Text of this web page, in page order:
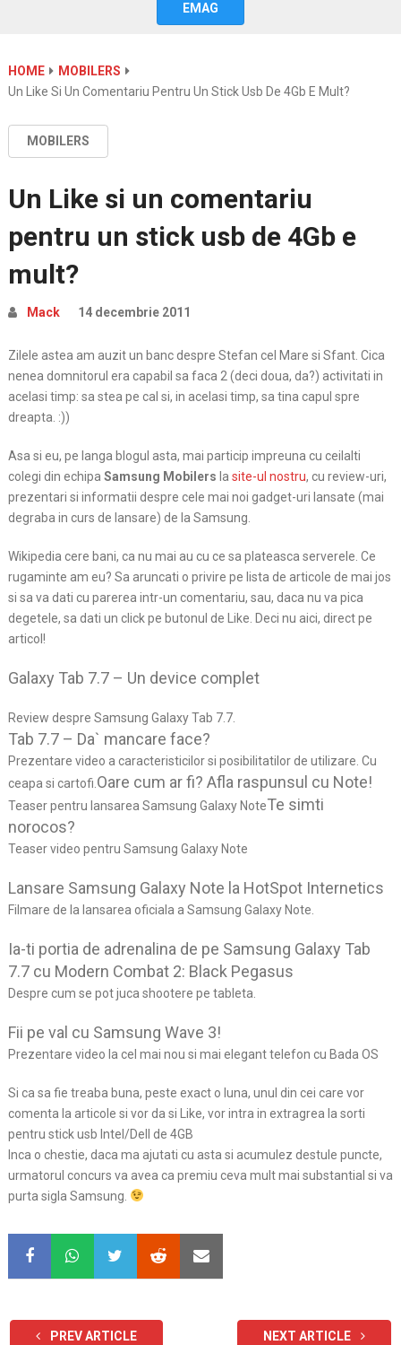
EMAG
HOME
MOBILERS
Un Like Si Un Comentariu Pentru Un Stick Usb De 4Gb E Mult?
MOBILERS
Un Like si un comentariu
pentru un stick usb de 4Gb e
mult?
Mack 14 decembrie 2011
Zilele astea am auzit un banc despre Stefan cel Mare si Sfant. Cica
nenea domnitorul era capabil sa faca 2 (deci doua, da?) activitati in
acelasi timp: sa stea pe cal si, in acelasi timp, sa tina capul spre
dreapta. :))
Asa si eu, pe langa blogul asta, mai particip impreuna cu ceilalti
colegi din echipa Samsung Mobilers la site-ul nostru, cu review-uri,
prezentari si informatii despre cele mai noi gadget-uri lansate (mai
degraba in curs de lansare) de la Samsung.
Wikipedia cere bani, ca nu mai au cu ce sa plateasca serverele. Ce
rugaminte am eu? Sa aruncati o privire pe lista de articole de mai jos
si sa va dati cu parerea intr-un comentariu, sau, daca nu va pica
degetele, sa dati un click pe butonul de Like. Deci nu aici, direct pe
articol!
Galaxy Tab 7.7 – Un device complet
Review despre Samsung Galaxy Tab 7.7.
Tab 7.7 – Da` mancare face?
Prezentare video a caracteristicilor si posibilitatilor de utilizare. Cu
ceapa si cartofi. Oare cum ar fi? Afla raspunsul cu Note!
Teaser pentru lansarea Samsung Galaxy NoteTe simti
norocos?
Teaser video pentru Samsung Galaxy Note
Lansare Samsung Galaxy Note la HotSpot Internetics
Filmare de la lansarea oficiala a Samsung Galaxy Note.
Ia-ti portia de adrenalina de pe Samsung Galaxy Tab
7.7 cu Modern Combat 2: Black Pegasus
Despre cum se pot juca shootere pe tableta.
Fii pe val cu Samsung Wave 3!
Prezentare video la cel mai nou si mai elegant telefon cu Bada OS
Si ca sa fie treaba buna, peste exact o luna, unul din cei care vor
comenta la articole si vor da si Like, vor intra in extragrea la sorti
pentru stick usb Intel/Dell de 4GB
Inca o chestie, daca ma ajutati cu asta si acumulez destule puncte,
urmatorul concurs va avea ca premiu ceva mult mai substantial si va
purta sigla Samsung.
PREV ARTICLE NEXT ARTICLE